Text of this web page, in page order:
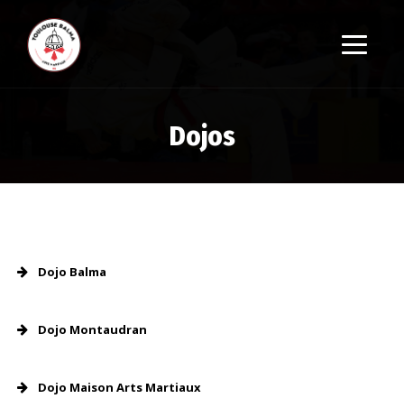
Dojos
Dojo Balma
Dojo Montaudran
Dojo Maison Arts Martiaux